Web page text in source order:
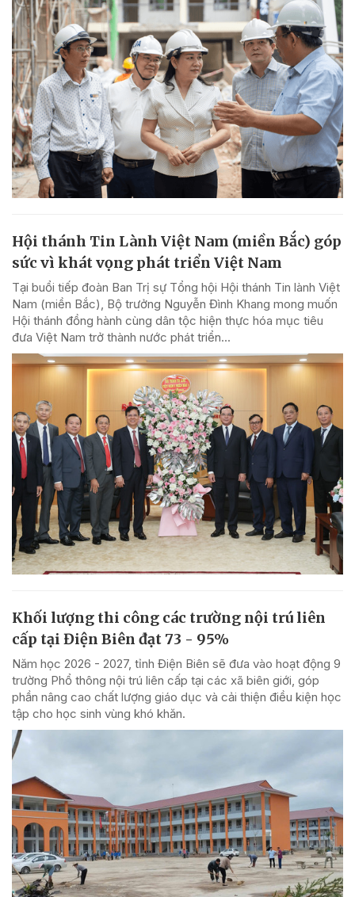
Hội thánh Tin Lành Việt Nam (miền Bắc) góp
sức vì khát vọng phát triển Việt Nam
Tại buổi tiếp đoàn Ban Trị sự Tổng hội Hội thánh Tin lành Việt
Nam (miền Bắc), Bộ trưởng Nguyễn Đình Khang mong muốn
Hội thánh đồng hành cùng dân tộc hiện thực hóa mục tiêu
đưa Việt Nam trở thành nước phát triển...
Khối lượng thi công các trường nội trú liên
cấp tại Điện Biên đạt 73 - 95%
Năm học 2026 - 2027, tỉnh Điện Biên sẽ đưa vào hoạt động 9
trường Phổ thông nội trú liên cấp tại các xã biên giới, góp
phần nâng cao chất lượng giáo dục và cải thiện điều kiện học
tập cho học sinh vùng khó khăn.